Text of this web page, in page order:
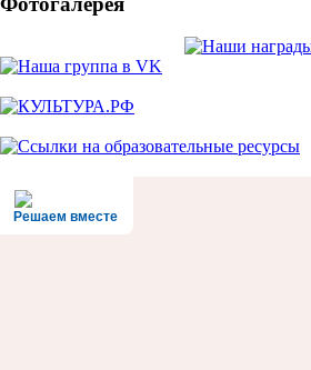
Решаем вместе